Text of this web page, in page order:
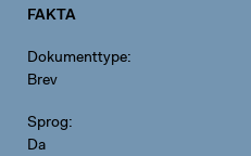
FAKTA
Dokumenttype
Brev
Sprog
Da